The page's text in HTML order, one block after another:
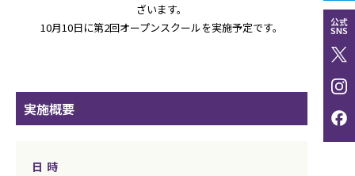
公式
SNS
ざいます。
10月10日に第2回オープンスクールを実施予定です。
実施概要
日時